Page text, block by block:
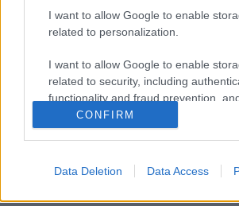
I want to allow Google to enable
related to personalization.
I want to allow Google to enable
related to security, including
functionality and fraud prevention,
user protection.
CONFIRM
Data Deletion Data Access
má vyhřeznutou ploténku. Jaké jsou